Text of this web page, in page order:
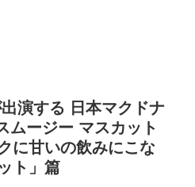
演する 日本マクドナ
ムージー マスカット
に甘いの飲みにこな
ト」篇